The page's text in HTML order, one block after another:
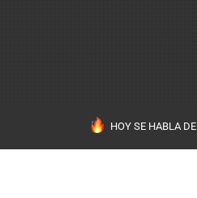
HOY SE HABLA DE